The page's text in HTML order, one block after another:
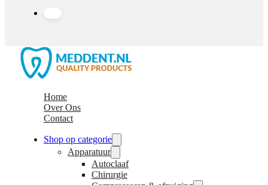
Home
Over Ons
Contact
Shop op categorie
Apparatuur
Autoclaaf
Chirurgie